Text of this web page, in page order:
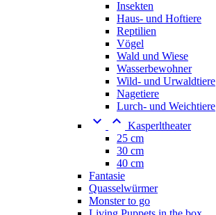
Insekten
Haus- und Hoftiere
Reptilien
Vögel
Wald und Wiese
Wasserbewohner
Wild- und Urwaldtiere
Nagetiere
Lurch- und Weichtiere
  Kasperltheater
25 cm
30 cm
40 cm
Fantasie
Quasselwürmer
Monster to go